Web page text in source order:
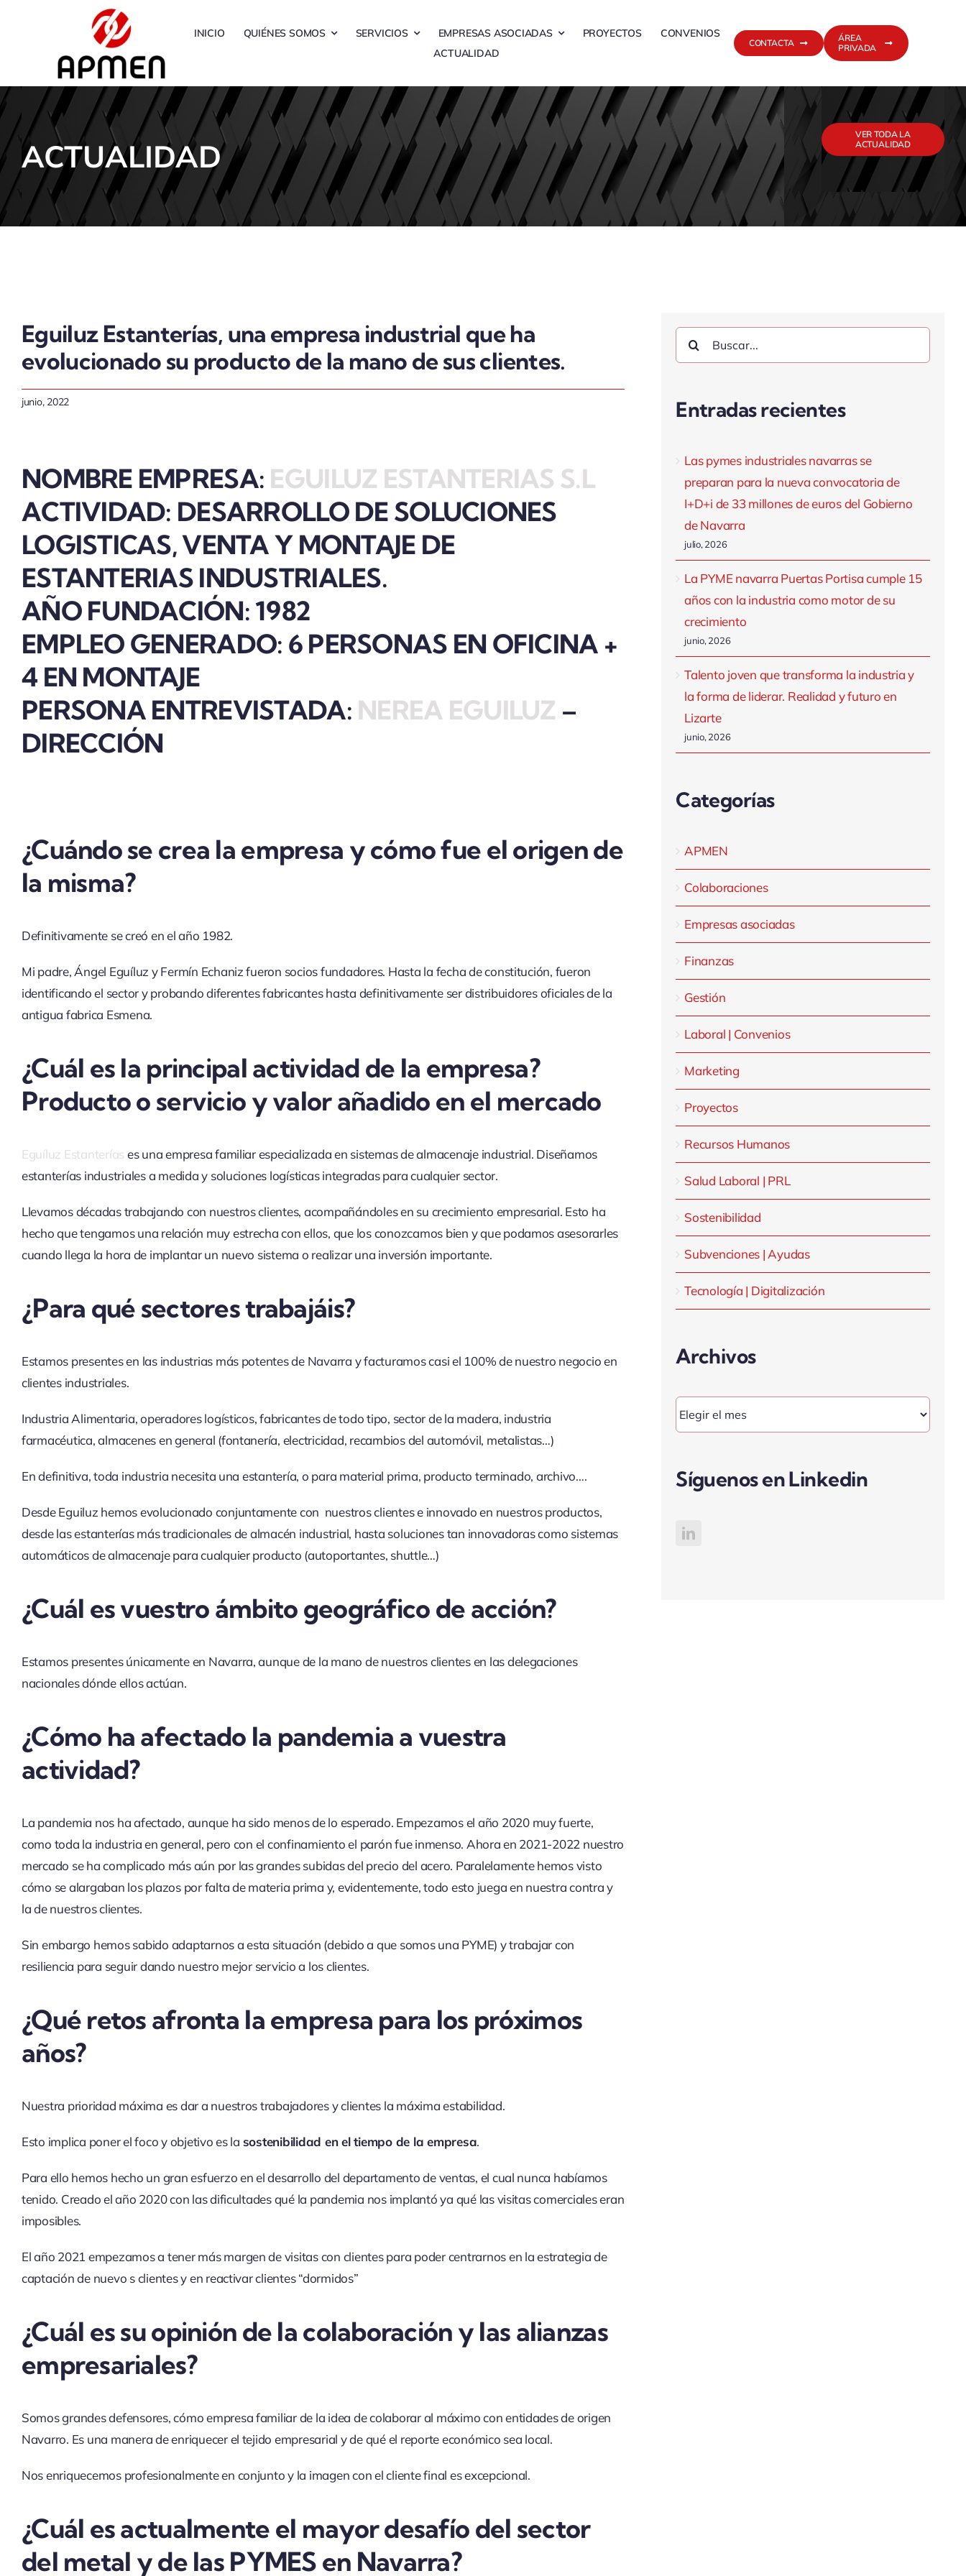
INICIO QUIÉNES SOMOS SERVICIOS EMPRESAS ASOCIADAS PROYECTOS
CONVENIOS
ACTUALIDAD
CONTACTA
ÁREA
PRIVADA
ACTUALIDAD
VER TODA LA
ACTUALIDAD
Eguiluz Estanterías, una empresa industrial que ha
evolucionado su producto de la mano de sus clientes.
junio, 2022
NOMBRE EMPRESA: EGUILUZ ESTANTERIAS S.L
ACTIVIDAD: DESARROLLO DE SOLUCIONES
LOGISTICAS, VENTA Y MONTAJE DE
ESTANTERIAS INDUSTRIALES.
AÑO FUNDACIÓN: 1982
EMPLEO GENERADO: 6 PERSONAS EN OFICINA +
4 EN MONTAJE
PERSONA ENTREVISTADA: NEREA EGUILUZ –
DIRECCIÓN
¿Cuándo se crea la empresa y cómo fue el origen de
la misma?
Definitivamente se creó en el año 1982.
Mi padre, Ángel Eguíluz y Fermín Echaniz fueron socios fundadores. Hasta la fecha de constitución, fueron
identificando el sector y probando diferentes fabricantes hasta definitivamente ser distribuidores oficiales de la
antigua fabrica Esmena.
¿Cuál es la principal actividad de la empresa?
Producto o servicio y valor añadido en el mercado
Eguíluz Estanterías es una empresa familiar especializada en sistemas de almacenaje industrial. Diseñamos
estanterías industriales a medida y soluciones logísticas integradas para cualquier sector.
Llevamos décadas trabajando con nuestros clientes, acompañándoles en su crecimiento empresarial. Esto ha
hecho que tengamos una relación muy estrecha con ellos, que los conozcamos bien y que podamos asesorarles
cuando llega la hora de implantar un nuevo sistema o realizar una inversión importante.
¿Para qué sectores trabajáis?
Estamos presentes en las industrias más potentes de Navarra y facturamos casi el 100% de nuestro negocio en
clientes industriales.
Industria Alimentaria, operadores logísticos, fabricantes de todo tipo, sector de la madera, industria
farmacéutica, almacenes en general (fontanería, electricidad, recambios del automóvil, metalistas…)
En definitiva, toda industria necesita una estantería, o para material prima, producto terminado, archivo….
Desde Eguiluz hemos evolucionado conjuntamente con nuestros clientes e innovado en nuestros productos,
desde las estanterías más tradicionales de almacén industrial, hasta soluciones tan innovadoras como sistemas
automáticos de almacenaje para cualquier producto (autoportantes, shuttle…)
¿Cuál es vuestro ámbito geográfico de acción?
Estamos presentes únicamente en Navarra, aunque de la mano de nuestros clientes en las delegaciones
nacionales dónde ellos actúan.
¿Cómo ha afectado la pandemia a vuestra
actividad?
La pandemia nos ha afectado, aunque ha sido menos de lo esperado. Empezamos el año 2020 muy fuerte,
como toda la industria en general, pero con el confinamiento el parón fue inmenso. Ahora en 2021-2022 nuestro
mercado se ha complicado más aún por las grandes subidas del precio del acero. Paralelamente hemos visto
cómo se alargaban los plazos por falta de materia prima y, evidentemente, todo esto juega en nuestra contra y
la de nuestros clientes.
Sin embargo hemos sabido adaptarnos a esta situación (debido a que somos una PYME) y trabajar con
resiliencia para seguir dando nuestro mejor servicio a los clientes.
¿Qué retos afronta la empresa para los próximos
años?
Nuestra prioridad máxima es dar a nuestros trabajadores y clientes la máxima estabilidad.
Esto implica poner el foco y objetivo es la sostenibilidad en el tiempo de la empresa.
Para ello hemos hecho un gran esfuerzo en el desarrollo del departamento de ventas, el cual nunca habíamos
tenido. Creado el año 2020 con las dificultades qué la pandemia nos implantó ya qué las visitas comerciales eran
imposibles.
El año 2021 empezamos a tener más margen de visitas con clientes para poder centrarnos en la estrategia de
captación de nuevo s clientes y en reactivar clientes “dormidos”
¿Cuál es su opinión de la colaboración y las alianzas
empresariales?
Somos grandes defensores, cómo empresa familiar de la idea de colaborar al máximo con entidades de origen
Navarro. Es una manera de enriquecer el tejido empresarial y de qué el reporte económico sea local.
Nos enriquecemos profesionalmente en conjunto y la imagen con el cliente final es excepcional.
¿Cuál es actualmente el mayor desafío del sector
del metal y de las PYMES en Navarra?
Buscar:
Entradas recientes
Las pymes industriales navarras se
preparan para la nueva convocatoria de
I+D+i de 33 millones de euros del Gobierno
de Navarra
julio, 2026
La PYME navarra Puertas Portisa cumple 15
años con la industria como motor de su
crecimiento
junio, 2026
Talento joven que transforma la industria y
la forma de liderar. Realidad y futuro en
Lizarte
junio, 2026
Categorías
APMEN
Colaboraciones
Empresas asociadas
Finanzas
Gestión
Laboral | Convenios
Marketing
Proyectos
Recursos Humanos
Salud Laboral | PRL
Sostenibilidad
Subvenciones | Ayudas
Tecnología | Digitalización
Archivos
Archivos
Síguenos en Linkedin